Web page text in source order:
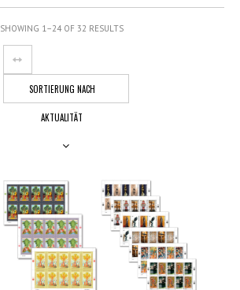
SHOWING 1–24 OF 32 RESULTS
SORTIERUNG NACH
AKTUALITÄT